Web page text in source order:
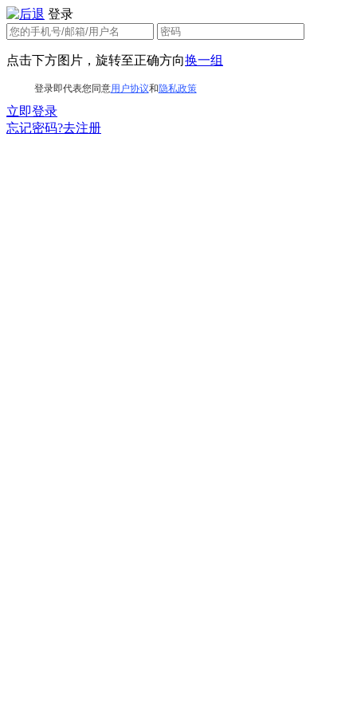
登录
点击下方图片，旋转至正确方向换一组
登录即代表您同意用户协议和隐私政策
立即登录
忘记密码?去注册